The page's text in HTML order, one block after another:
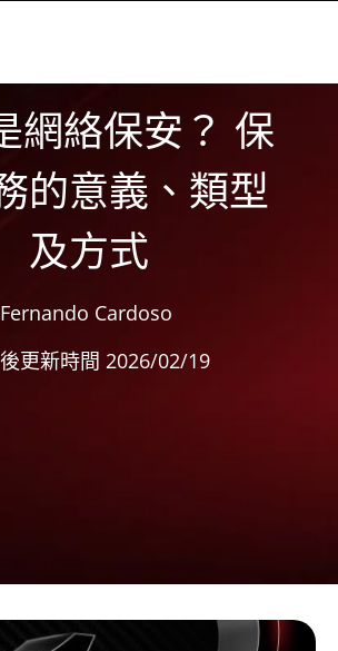
網絡保安？ 保
的意義、類型
及方式
Fernando Cardoso
更新時間 2026/02/19